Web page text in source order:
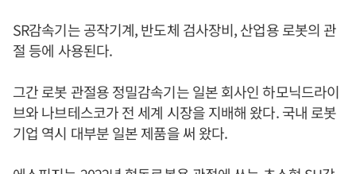
SR감속기는 공작기계, 반도체 검사장비, 산업용 로봇의 관
절 등에 사용된다.
그간 로봇 관절용 정밀감속기는 일본 회사인 하모닉드라이
브와 나브테스코가 전 세계 시장을 지배해 왔다. 국내 로봇
기업 역시 대부분 일본 제품을 써 왔다.